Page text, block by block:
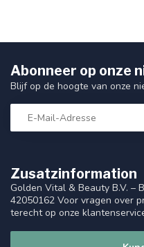
Zusatzinformation
Golden Vital & Beauty B.V. –
42050162 Voor vragen over
terecht op onze
Abonneer op onze
Blijf op de hoogte van onze